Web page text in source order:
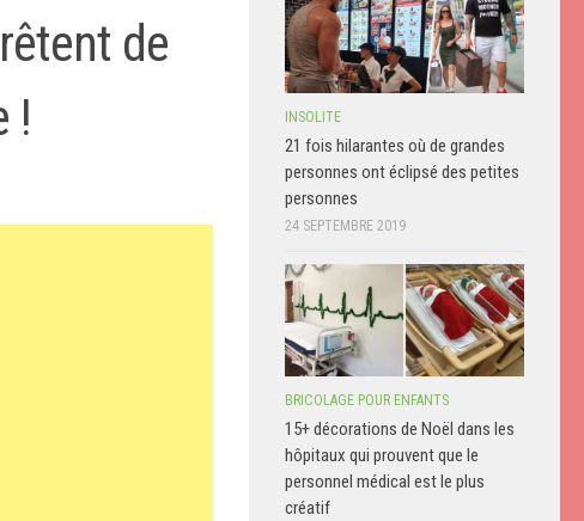
de
!
INSOLITE
21 fois hilarantes où de grandes
personnes ont éclipsé des petites
personnes
24 SEPTEMBRE 2019
BRICOLAGE POUR ENFANTS
15+ décorations de Noël dans les
hôpitaux qui prouvent que le
personnel médical est le plus
créatif